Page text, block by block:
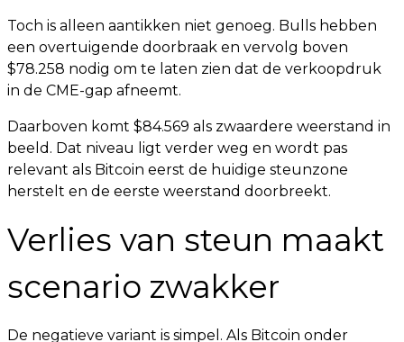
Toch is alleen aantikken niet genoeg. Bulls hebben
een overtuigende doorbraak en vervolg boven
$78.258 nodig om te laten zien dat de verkoopdruk
in de CME-gap afneemt.
Daarboven komt $84.569 als zwaardere weerstand in
beeld. Dat niveau ligt verder weg en wordt pas
relevant als Bitcoin eerst de huidige steunzone
herstelt en de eerste weerstand doorbreekt.
Verlies van steun maakt
scenario zwakker
De negatieve variant is simpel. Als Bitcoin onder